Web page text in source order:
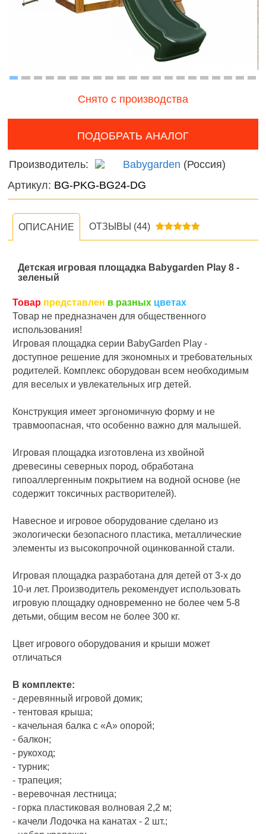
Змеи,
и
наборы
девочек
Фермерские
Снято с производства
ПОДОБРАТЬ АНАЛОГ
Производитель: Babygarden (Россия)
Артикул: BG-PKG-BG24-DG
ОПИСАНИЕ
Детская игровая площадка Babygarden Play 8 -
зеленый
Товар представлен в разных цветах
Товар не предназначен для общественного
использования!
Игровая площадка серии BabyGarden Play -
доступное решение для экономных и требовательных
родителей. Комплекс оборудован всем необходимым
для веселых и увлекательных игр детей.
Конструкция имеет эргономичную форму и не
травмоопасная, что особенно важно для малышей.
Игровая площадка изготовлена из хвойной
древесины северных пород, обработана
гипоаллергенным покрытием на водной основе (не
содержит токсичных растворителей).
Навесное и игровое оборудование сделано из
экологически безопасного пластика, металлические
элементы из высокопрочной оцинкованной стали.
Игровая площадка разработана для детей от 3-х до
10-и лет. Производитель рекомендует использовать
игровую площадку одновременно не более чем 5-8
детьми, общим весом не более 300 кг.
Цвет игрового оборудования и крыши может
отличаться
В комплекте:
- деревянный игровой домик;
- тентовая крыша;
- качельная балка с «А» опорой;
- балкон;
- рукоход;
- турник;
- трапеция;
- веревочная лестница;
- горка пластиковая волновая 2,2 м;
- качели Лодочка на канатах - 2 шт.;
ОТЗЫВЫ (44)